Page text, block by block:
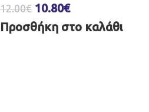
12.00€ 10.80€
Προσθήκη στο καλάθι